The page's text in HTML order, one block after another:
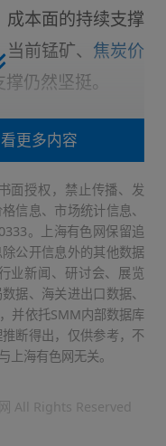
成本面的持续支撑
前锰矿、 焦炭价
仍然坚挺。
开工情绪较好，
方工厂积极备货
等地开工逐步上
上来讲，近期宏观
荡走弱，受此影
数硅锰厂封盘不
更多内容
面授权，禁止传播、发
信息、市场统计信息、
。上海有色网保留追
公开信息外的其他数据
业新闻、研讨会、展览
据、海关进出口数据、
并依托SMM内部数据库
断得出，仅供参考，不
上海有色网无关。
All Rights Reserved